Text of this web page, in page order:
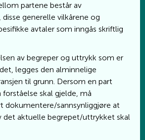
partene består av
generelle vilkårene og
avtaler som inngås skriftlig
av begreper og uttrykk som er
legges den alminnelige
til grunn. Dersom en part
skal gjelde, må
dokumentere/sannsynliggjøre at
det aktuelle begrepet/uttrykket skal